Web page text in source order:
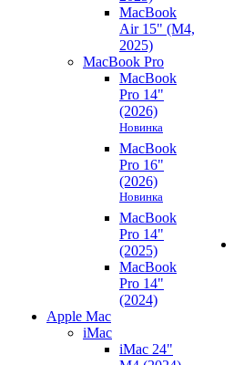
MacBook
Air 15" (M4,
2025)
MacBook Pro
MacBook
Pro 14"
(2026)
Новинка
MacBook
Pro 16"
(2026)
Новинка
MacBook
Pro 14"
(2025)
MacBook
Pro 14"
(2024)
Apple Mac
iMac
iMac 24"